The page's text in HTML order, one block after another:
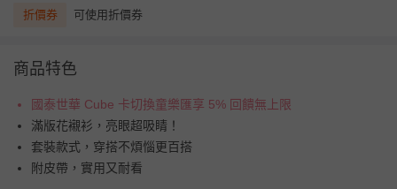
折價券 可使用折價券
商品特色
國泰世華 Cube 卡切換童樂匯享 5% 回饋無上限
滿版花襯衫，亮眼超吸睛！
套裝款式，穿搭不煩惱更百搭
附皮帶，實用又耐看